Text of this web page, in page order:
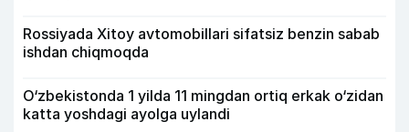
Rossiyada Xitoy avtomobillari sifatsiz benzin sabab
ishdan chiqmoqda
O‘zbekistonda 1 yilda 11 mingdan ortiq erkak o‘zidan
katta yoshdagi ayolga uylandi